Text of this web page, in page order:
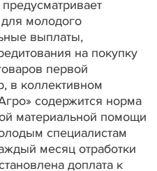
молодого
выплаты,
на покупку
первой
в коллективном
содержится норма
материальной помощи
специалистам
месяц отработки
доплата к